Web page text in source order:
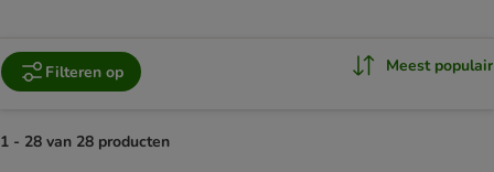
Filteren op Meest populair
1 - 28 van 28 producten